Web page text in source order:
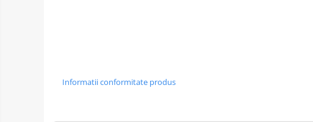
Informatii conformitate produs